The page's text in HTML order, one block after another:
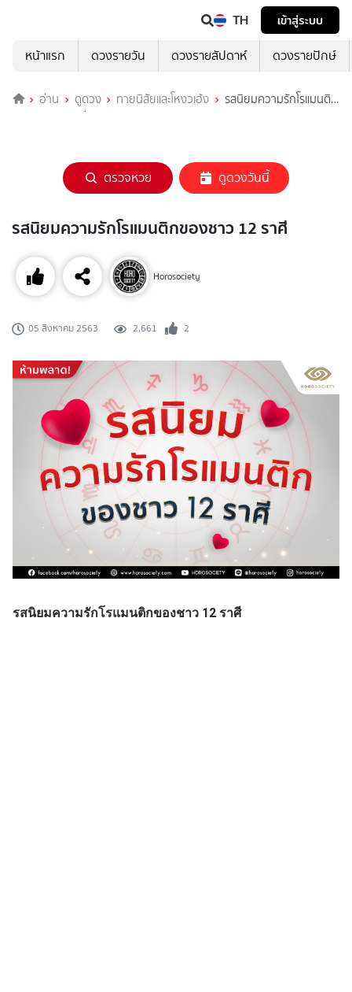
TH
เข้าสู่ระบบ
หน้าแรก
ดวงรายวัน ดวงรายสัปดาห์ ดวงรายปักษ์
อ่าน ดูดวง ทายนิสัยและโหงวเฮ้ง
รสนิยมความรักโรแมนติก
ของชาว 12 ราศี
ตรวจหวย ดูดวงวันนี้
รสนิยมความรักโรแมนติกของชาว 12 ราศี
Horosociety
05 สิงหาคม 2563 2,661 2
รสนิยมความรักโรแมนติกของชาว 12 ราศี